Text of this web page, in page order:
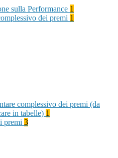
sulla Performance 1
dei premi 1
complessivo dei premi (da
in tabelle) 1
premi 3